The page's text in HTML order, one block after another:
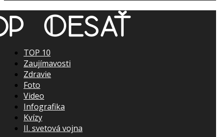
TOP 10
Zaujímavosti
Zdravie
Foto
Video
Infografika
Kvízy
II. svetová vojna